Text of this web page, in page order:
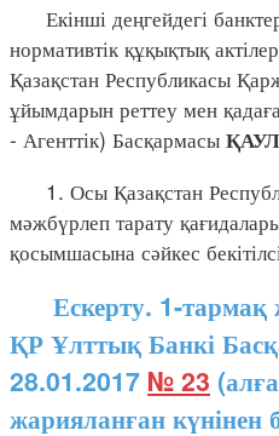
Екінші деңгейдегі
нормативтік құқықтық
Қазақстан Республикасы
ұйымдарын реттеу мен
- Агенттік) Басқармасы
1. Осы Қазақстан
мәжбүрлеп тарату
қосымшасына сәйкес
Ескерту. 1-тармақ
ҚР Ұлттық Банкі
28.01.2017 № 23
жарияланған күнінен